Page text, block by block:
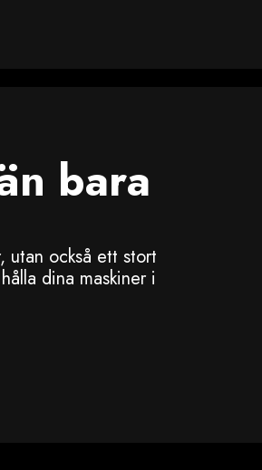
bara
utan också ett stort
dina maskiner i